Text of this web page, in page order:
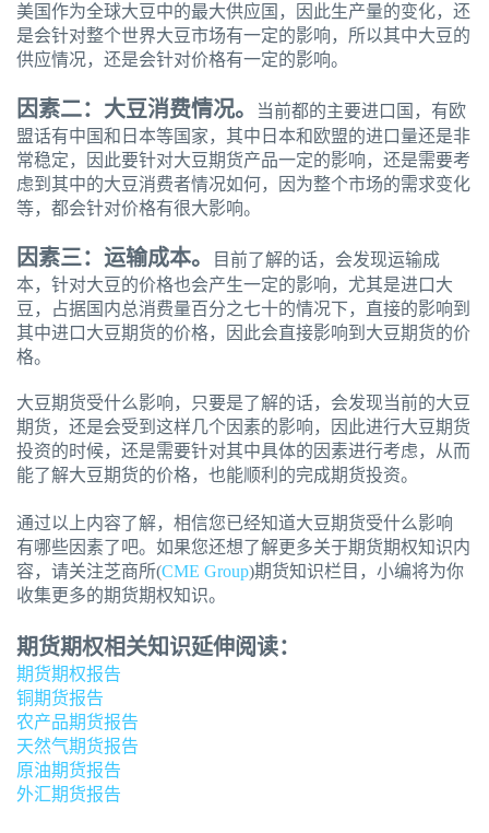
美国作为全球大豆中的最大供应国，因此生产量的变化，还
是会针对整个世界大豆市场有一定的影响，所以其中大豆的
供应情况，还是会针对价格有一定的影响。
因素二：大豆消费情况。
当前都的主要进口国，有欧
盟话有中国和日本等国家，其中日本和欧盟的进口量还是非
常稳定，因此要针对大豆期货产品一定的影响，还是需要考
虑到其中的大豆消费者情况如何，因为整个市场的需求变化
等，都会针对价格有很大影响。
因素三：运输成本。
目前了解的话，会发现运输成
本，针对大豆的价格也会产生一定的影响，尤其是进口大
豆，占据国内总消费量百分之七十的情况下，直接的影响到
其中进口大豆期货的价格，因此会直接影响到大豆期货的价
格。
大豆期货受什么影响，只要是了解的话，会发现当前的大豆
期货，还是会受到这样几个因素的影响，因此进行大豆期货
投资的时候，还是需要针对其中具体的因素进行考虑，从而
能了解大豆期货的价格，也能顺利的完成期货投资。
通过以上内容了解，相信您已经知道大豆期货受什么影响
有哪些因素了吧。如果您还想了解更多关于期货期权知识内
容，请关注芝商所(CME Group)期货知识栏目，小编将为你
收集更多的期货期权知识。
期货期权相关知识延伸阅读：
期货期权报告
铜期货报告
农产品期货报告
天然气期货报告
原油期货报告
外汇期货报告